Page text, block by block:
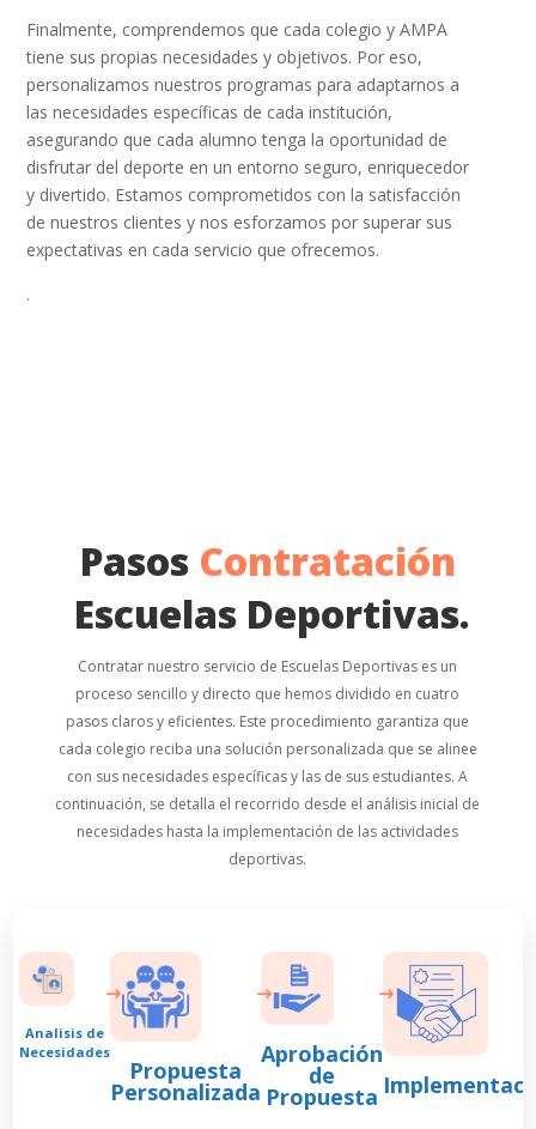
Finalmente, comprendemos que cada colegio y AMPA
tiene sus propias necesidades y objetivos. Por eso,
personalizamos nuestros programas para adaptarnos a
las necesidades específicas de cada institución,
asegurando que cada alumno tenga la oportunidad de
disfrutar del deporte en un entorno seguro, enriquecedor
y divertido. Estamos comprometidos con la satisfacción
de nuestros clientes y nos esforzamos por superar sus
expectativas en cada servicio que ofrecemos.
.
Pasos Contratación
Escuelas Deportivas.
Contratar nuestro servicio de Escuelas Deportivas es un
proceso sencillo y directo que hemos dividido en cuatro
pasos claros y eficientes. Este procedimiento garantiza que
cada colegio reciba una solución personalizada que se alinee
con sus necesidades específicas y las de sus estudiantes. A
continuación, se detalla el recorrido desde el análisis inicial de
necesidades hasta la implementación de las actividades
deportivas.
Analisis de
Necesidades
Propuesta
Personalizada
Aprobación
de
Propuesta